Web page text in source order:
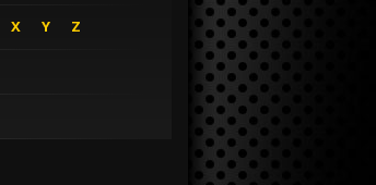
X Y Z